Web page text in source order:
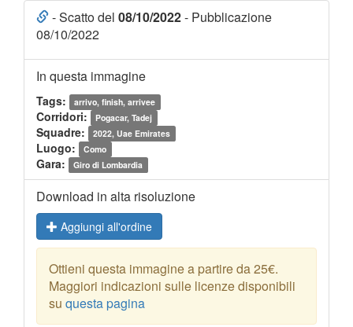
- Scatto del 08/10/2022- Pubblicazione
08/10/2022
In questa immagine
Tags: arrivo, finish, arrivee
Corridori: Pogacar, Tadej
Squadre: 2022, Uae Emirates
Luogo: Como
Gara: Giro di Lombardia
Download in alta risoluzione
Aggiungi all'ordine
Ottieni questa immagine a partire da 25€.
Maggiori indicazioni sulle licenze disponibili
su questa pagina